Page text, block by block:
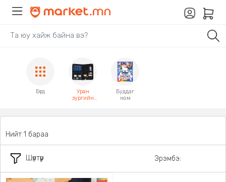
Бүгд
Уран
зургийн
Буддаг
ном
Шүүлтүүр
Нийт 1 бараа
Эрэмбэ: